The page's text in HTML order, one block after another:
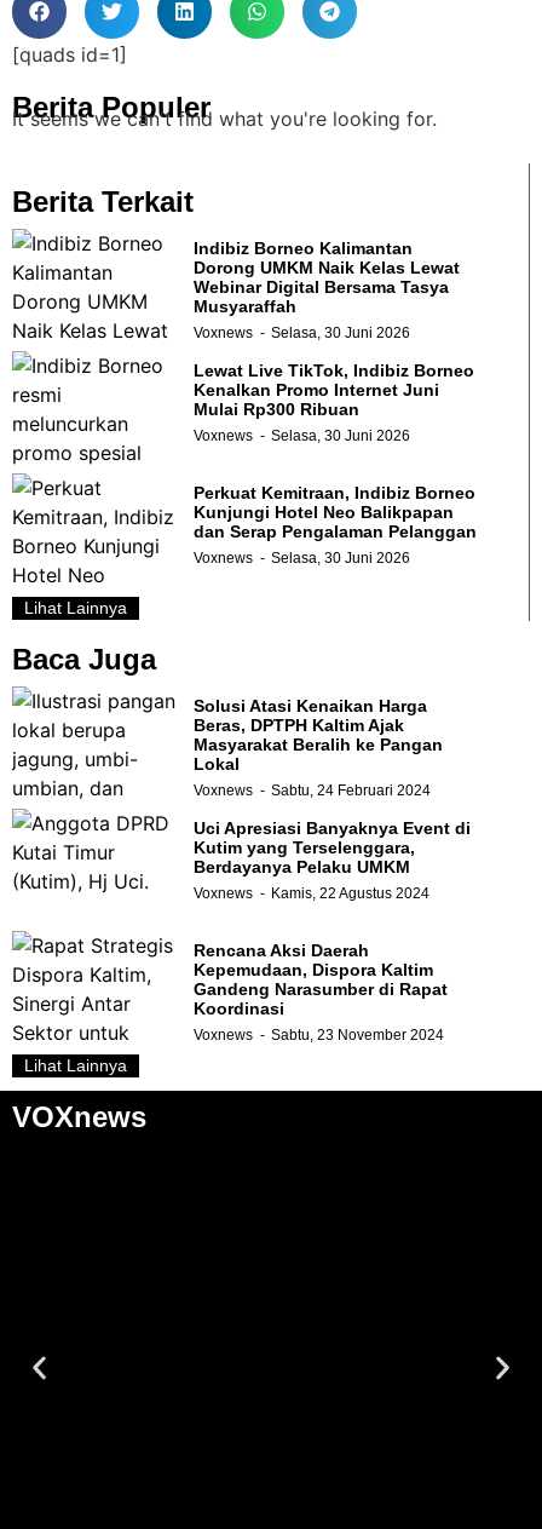
[quads id=1]
Berita Populer
It seems we can't find what you're looking for.
Berita Terkait
Indibiz Borneo Kalimantan
Dorong UMKM Naik Kelas Lewat
Webinar Digital Bersama Tasya
Musyaraffah
Voxnews Selasa, 30 Juni 2026
Lewat Live TikTok, Indibiz Borneo
Kenalkan Promo Internet Juni
Mulai Rp300 Ribuan
Voxnews Selasa, 30 Juni 2026
Perkuat Kemitraan, Indibiz Borneo
Kunjungi Hotel Neo Balikpapan
dan Serap Pengalaman Pelanggan
Voxnews Selasa, 30 Juni 2026
Lihat Lainnya
Baca Juga
Solusi Atasi Kenaikan Harga
Beras, DPTPH Kaltim Ajak
Masyarakat Beralih ke Pangan
Lokal
Voxnews Sabtu, 24 Februari 2024
Uci Apresiasi Banyaknya Event di
Kutim yang Terselenggara,
Berdayanya Pelaku UMKM
Voxnews Kamis, 22 Agustus 2024
Rencana Aksi Daerah
Kepemudaan, Dispora Kaltim
Gandeng Narasumber di Rapat
Koordinasi
Voxnews Sabtu, 23 November 2024
Lihat Lainnya
VOXnews